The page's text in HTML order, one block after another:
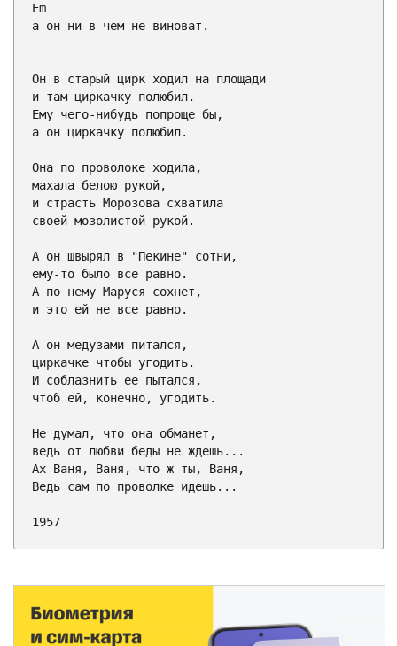
Em
а он ни в чем не виноват.
Он в старый цирк ходил на площади
и там циркачку полюбил.
Ему чего-нибудь попроще бы,
а он циркачку полюбил.
Она по проволоке ходила,
махала белою рукой,
и страсть Морозова схватила
своей мозолистой рукой.
А он швырял в "Пекине" сотни,
ему-то было все равно.
А по нему Маруся сохнет,
и это ей не все равно.
А он медузами питался,
циркачке чтобы угодить.
И соблазнить ее пытался,
чтоб ей, конечно, угодить.
Не думал, что она обманет,
ведь от любви беды не ждешь...
Ах Ваня, Ваня, что ж ты, Ваня,
Ведь сам по проволке идешь...
1957